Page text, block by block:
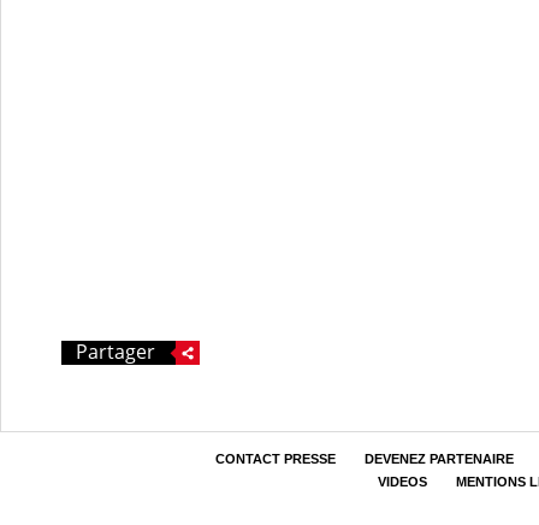
Partager
CONTACT PRESSE
DEVENEZ PARTENAIRE
VIDEOS
MENTIONS